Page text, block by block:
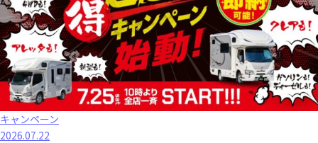
キャンペーン
2026.07.22